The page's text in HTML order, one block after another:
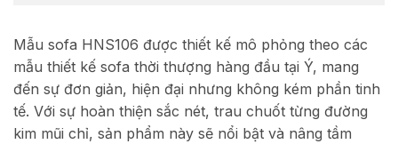
Mẫu sofa HNS106 được thiết kế mô phỏng theo các
mẫu thiết kế sofa thời thượng hàng đầu tại Ý, mang
đến sự đơn giản, hiện đại nhưng không kém phần tinh
tế. Với sự hoàn thiện sắc nét, trau chuốt từng đường
kim mũi chỉ, sản phẩm này sẽ nổi bật và nâng tầm